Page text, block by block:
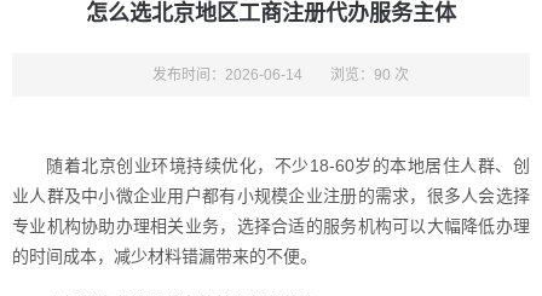
怎么选北京地区工商注册代办服务主体
发布时间：2026-06-14 浏览：90 次
随着北京创业环境持续优化，不少18-60岁的本地居住人群、创
业人群及中小微企业用户都有小规模企业注册的需求，很多人会选择
专业机构协助办理相关业务，选择合适的服务机构可以大幅降低办理
的时间成本，减少材料错漏带来的不便。